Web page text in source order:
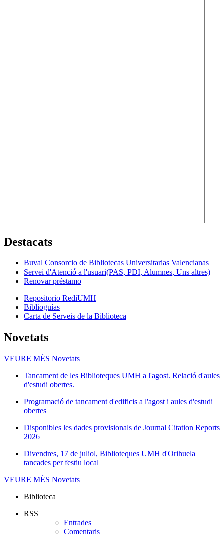
Destacats
Buval Consorcio de Bibliotecas Universitarias Valencianas
Servei d'Atenció a l'usuari(PAS, PDI, Alumnes, Uns altres)
Renovar préstamo
Repositorio RediUMH
Biblioguías
Carta de Serveis de la Biblioteca
Novetats
VEURE MÉS Novetats
Tancament de les Biblioteques UMH a l'agost. Relació d'aules
d'estudi obertes.
Programació de tancament d'edificis a l'agost i aules d'estudi
obertes
Disponibles les dades provisionals de Journal Citation Reports
2026
Divendres, 17 de juliol, Biblioteques UMH d'Orihuela
tancades per festiu local
VEURE MÉS Novetats
Biblioteca
RSS
Entrades
Comentaris